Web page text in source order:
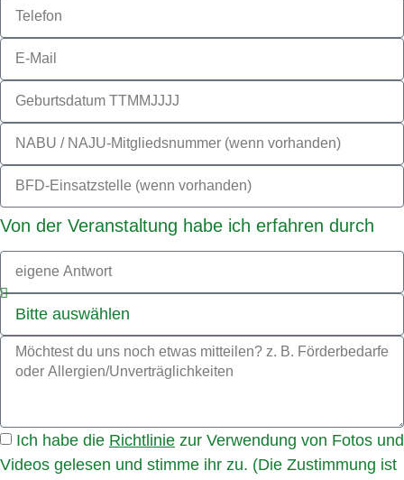
Von der Veranstaltung habe ich erfahren durch
Ich habe die Richtlinie zur Verwendung von Fotos und
Videos gelesen und stimme ihr zu. (Die Zustimmung ist